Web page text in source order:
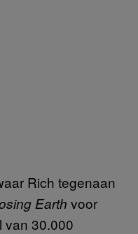
Rich tegenaan
Earth voor
van 30.000